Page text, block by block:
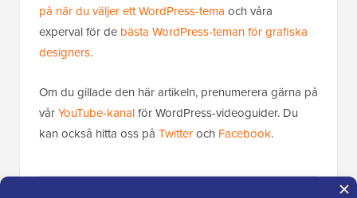
på när du väljer ett WordPress-tema och våra
experval för de bästa WordPress-teman för grafiska
designers.
Om du gillade den här artikeln, prenumerera gärna på
vårYouTube-kanalför WordPress-videoguider. Du
kan också hitta oss på Twitteroch Facebook.